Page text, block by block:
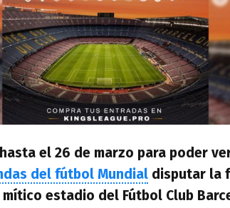
el 26 de marzo para poder
del fútbol Mundial disputar la
estadio del Fútbol Club